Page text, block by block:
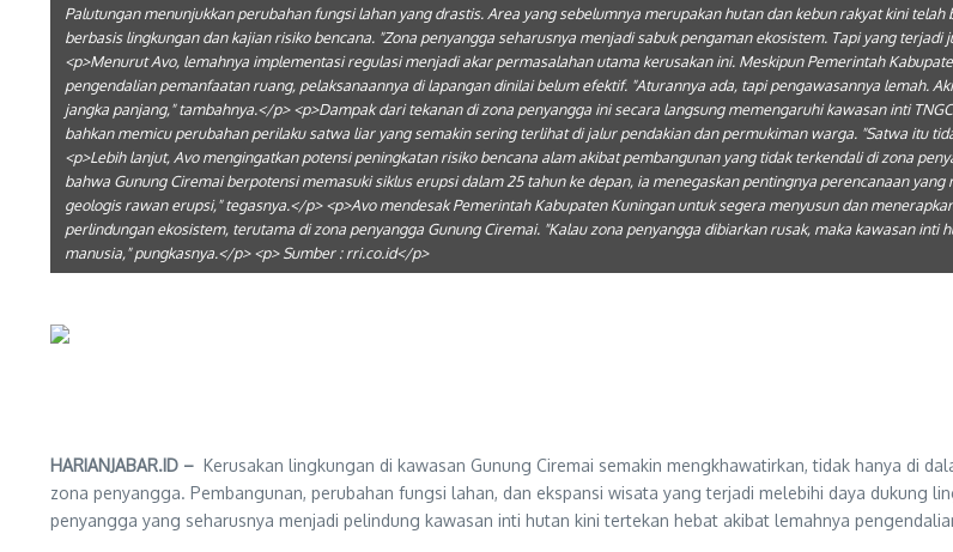
Palutungan menunjukkan perubahan fungsi lahan yang drastis. Area yang sebelumnya merupakan hutan dan kebun rakyat kini
berbasis lingkungan dan kajian risiko bencana. "Zona penyangga seharusnya menjadi sabuk pengaman ekosistem. Tapi yang
<p>Menurut Avo, lemahnya implementasi regulasi menjadi akar permasalahan utama kerusakan ini. Meskipun Pemerintah
pengendalian pemanfaatan ruang, pelaksanaannya di lapangan dinilai belum efektif. "Aturannya ada, tapi pengawasannya lemah.
jangka panjang," tambahnya.</p> <p>Dampak dari tekanan di zona penyangga ini secara langsung memengaruhi kawasan inti
bahkan memicu perubahan perilaku satwa liar yang semakin sering terlihat di jalur pendakian dan permukiman warga. "Satwa itu
<p>Lebih lanjut, Avo mengingatkan potensi peningkatan risiko bencana alam akibat pembangunan yang tidak terkendali di zona
bahwa Gunung Ciremai berpotensi memasuki siklus erupsi dalam 25 tahun ke depan, ia menegaskan pentingnya perencanaan
geologis rawan erupsi," tegasnya.</p> <p>Avo mendesak Pemerintah Kabupaten Kuningan untuk segera menyusun dan
perlindungan ekosistem, terutama di zona penyangga Gunung Ciremai. "Kalau zona penyangga dibiarkan rusak, maka kawasan
manusia," pungkasnya.</p> <p> Sumber : rri.co.id</p>
HARIANJABAR.ID – Kerusakan lingkungan di kawasan Gunung Ciremai semakin mengkhawatirkan, tidak hanya di
zona penyangga. Pembangunan, perubahan fungsi lahan, dan ekspansi wisata yang terjadi melebihi daya dukung
penyangga yang seharusnya menjadi pelindung kawasan inti hutan kini tertekan hebat akibat lemahnya